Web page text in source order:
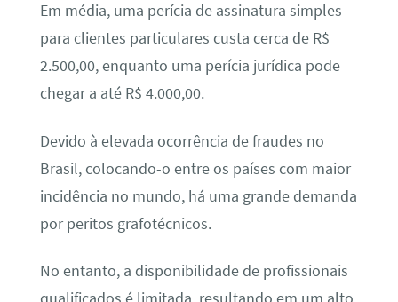
Em média, uma perícia de assinatura simples
para clientes particulares custa cerca de R$
2.500,00, enquanto uma perícia jurídica pode
chegar a até R$ 4.000,00.
Devido à elevada ocorrência de fraudes no
Brasil, colocando-o entre os países com maior
incidência no mundo, há uma grande demanda
por peritos grafotécnicos.
No entanto, a disponibilidade de profissionais